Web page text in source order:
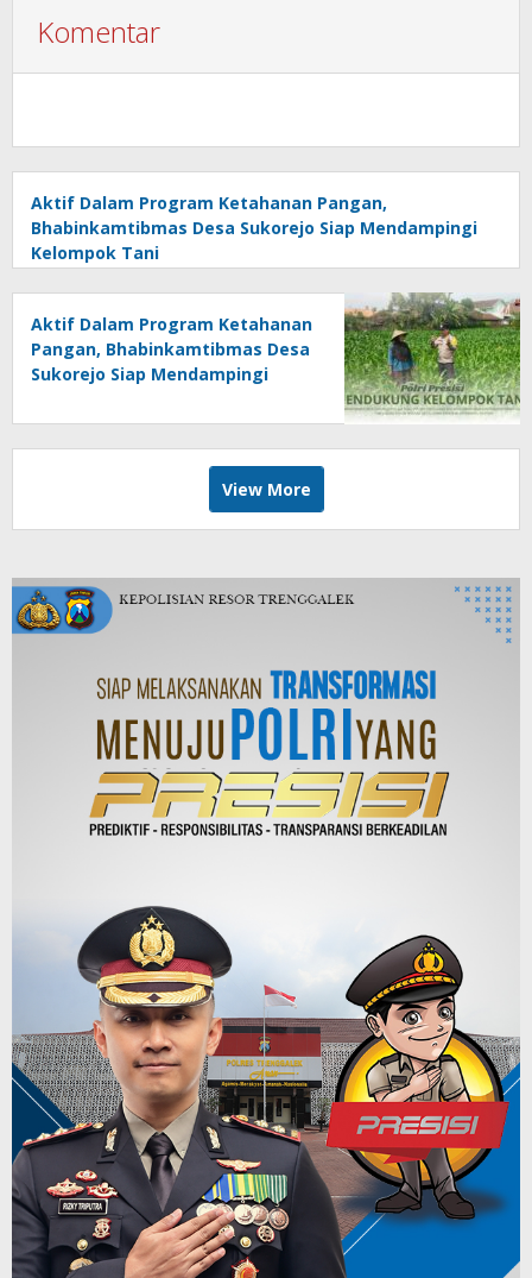
Komentar
Aktif Dalam Program Ketahanan Pangan,
Bhabinkamtibmas Desa Sukorejo Siap Mendampingi
Kelompok Tani
Aktif Dalam Program Ketahanan
Pangan, Bhabinkamtibmas Desa
Sukorejo Siap Mendampingi
View More